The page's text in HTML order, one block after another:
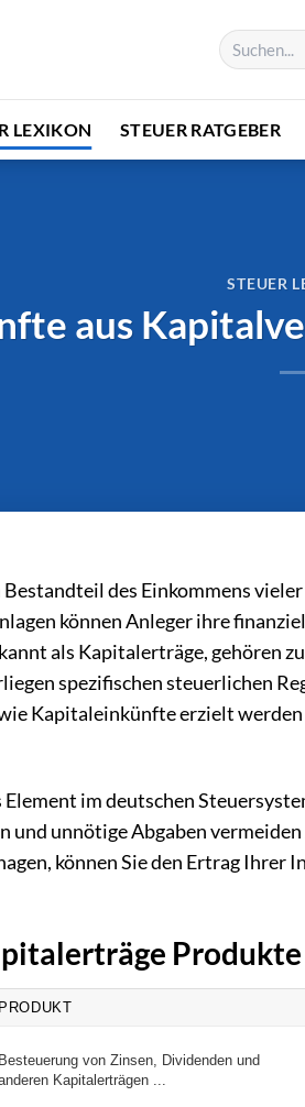
LEXIKON STEUER RATGEBER
STEUER
aus
des Einkommens
können Anleger ihre
als Kapitalerträge, gehören
spezifischen steuerlichen
Kapitaleinkünfte erzielt
im deutschen
unnötige Abgaben vermeiden
können Sie den Ertrag Ihrer
Produkte
PRODUKT
Besteuerung von Zinsen, Dividenden und
Kapitalerträgen ...